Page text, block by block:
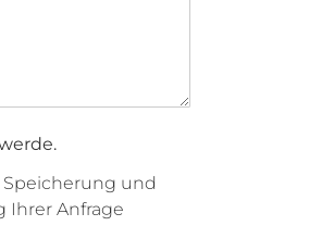
Speicherung und
Ihrer Anfrage